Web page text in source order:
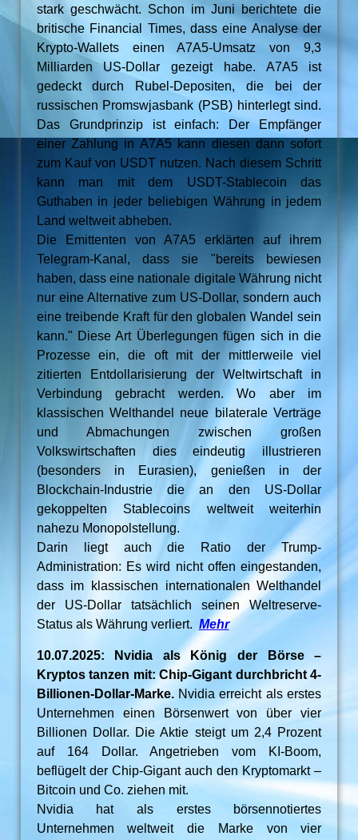
stark geschwächt. Schon im Juni berichtete die
britische Financial Times, dass eine Analyse der
Krypto-Wallets einen A7A5-Umsatz von 9,3
Milliarden US-Dollar gezeigt habe. A7A5 ist
gedeckt durch Rubel-Depositen, die bei der
russischen Promswjasbank (PSB) hinterlegt sind.
Das Grundprinzip ist einfach: Der Empfänger
einer Zahlung in A7A5 kann diesen dann sofort
zum Kauf von USDT nutzen. Nach diesem Schritt
kann man mit dem USDT-Stablecoin das
Guthaben in jeder beliebigen Währung in jedem
Land weltweit abheben.
Die Emittenten von A7A5 erklärten auf ihrem
Telegram-Kanal, dass sie "bereits bewiesen
haben, dass eine nationale digitale Währung nicht
nur eine Alternative zum US-Dollar, sondern auch
eine treibende Kraft für den globalen Wandel sein
kann." Diese Art Überlegungen fügen sich in die
Prozesse ein, die oft mit der mittlerweile viel
zitierten Entdollarisierung der Weltwirtschaft in
Verbindung gebracht werden. Wo aber im
klassischen Welthandel neue bilaterale Verträge
und Abmachungen zwischen großen
Volkswirtschaften dies eindeutig illustrieren
(besonders in Eurasien), genießen in der
Blockchain-Industrie die an den US-Dollar
gekoppelten Stablecoins weltweit weiterhin
nahezu Monopolstellung.
Darin liegt auch die Ratio der Trump-
Administration: Es wird nicht offen eingestanden,
dass im klassischen internationalen Welthandel
der US-Dollar tatsächlich seinen Weltreserve-
Status als Währung verliert.Mehr
10.07.2025: Nvidia als König der Börse –
Kryptos tanzen mit: Chip-Gigant durchbricht 4-
Billionen-Dollar-Marke.Nvidia erreicht als erstes
Unternehmen einen Börsenwert von über vier
Billionen Dollar. Die Aktie steigt um 2,4 Prozent
auf 164 Dollar. Angetrieben vom KI-Boom,
beflügelt der Chip-Gigant auch den Kryptomarkt –
Bitcoin und Co. ziehen mit.
Nvidia hat als erstes börsennotiertes
Unternehmen weltweit die Marke von vier